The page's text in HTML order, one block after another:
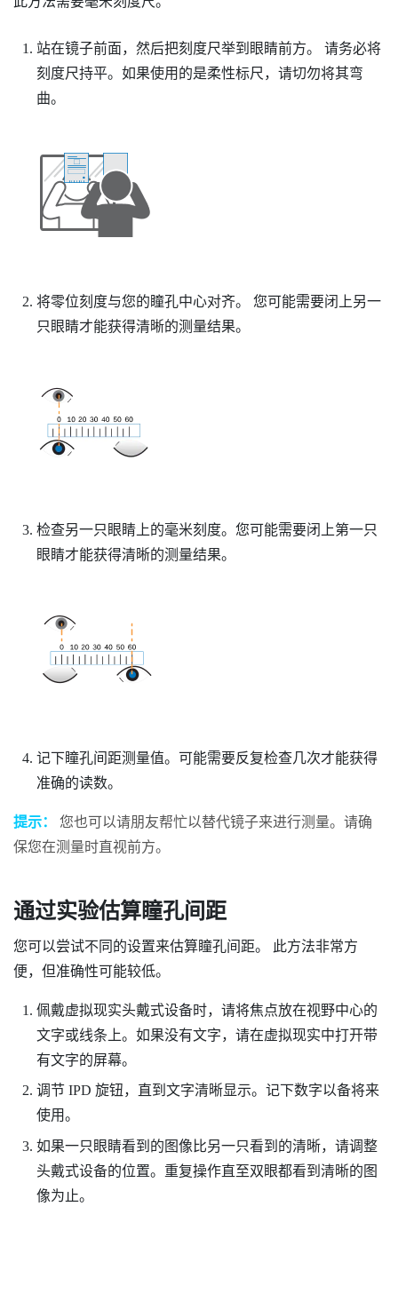
站在镜子前面，然后把刻度尺举到眼睛前方。 请务必将
刻度尺持平。如果使用的是柔性标尺，请切勿将其弯
曲。
将零位刻度与您的瞳孔中心对齐。 您可能需要闭上另一
只眼睛才能获得清晰的测量结果。
检查另一只眼睛上的毫米刻度。您可能需要闭上第一只
眼睛才能获得清晰的测量结果。
记下瞳孔间距测量值。可能需要反复检查几次才能获得
准确的读数。
提示：
您也可以请朋友帮忙以替代镜子来进行测量。请确
保您在测量时直视前方。
通过实验估算瞳孔间距
您可以尝试不同的设置来估算瞳孔间距。 此方法非常方
便，但准确性可能较低。
佩戴虚拟现实头戴式设备时，请将焦点放在视野中心的
文字或线条上。如果没有文字，请在虚拟现实中打开带
有文字的屏幕。
调节 IPD 旋钮，直到文字清晰显示。记下数字以备将来
使用。
如果一只眼睛看到的图像比另一只看到的清晰，请调整
头戴式设备的位置。重复操作直至双眼都看到清晰的图
像为止。